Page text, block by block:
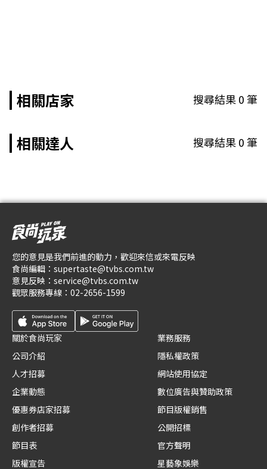
相關店家 搜尋結果0筆
相關達人 搜尋結果0筆
您的意見是我們前進的動力，歡迎來信或來電反映
食尚編輯： supertaste@tvbs.com.tw
意見反映： service@tvbs.com.tw
觀眾服務專線： 02-2656-1599
關於食尚玩家
公司介紹
人才招募
企業動態
優惠券店家招募
創作者招募
節目表
版權宣告
業務服務
隱私權政策
網站使用協定
數位廣告與贊助政策
節目版權銷售
公開招標
官方聲明
星藝象娛樂